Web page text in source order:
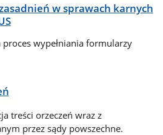
w sprawach karnych
wypełniania formularzy
treści orzeczeń wraz z
przez sądy powszechne.